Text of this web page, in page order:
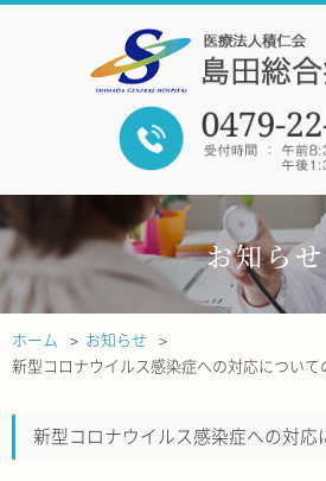
お知らせ
ホーム
お知らせ
新型コロナウイルス感染症への対応について
新型コロナウイルス感染症への対応